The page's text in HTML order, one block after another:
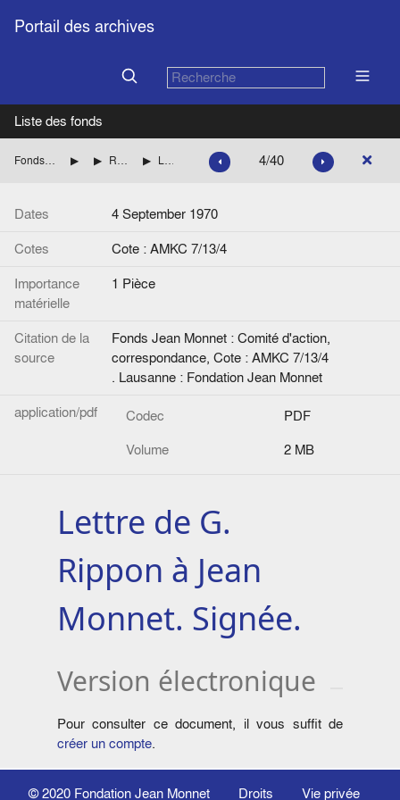
Portail des archives
Liste des fonds
Fonds Jean Monnet : Comité d'action, correspondance ROYAUME-UNI
RIPPON Geoffrey (Parti conservateur britannique) Lettre de G. Rippon à Jean Monnet. Signée. 4/40
Dates
4 September 1970
Cotes
Cote : AMKC 7/13/4
Importance
matérielle
1 Pièce
Citation de la
source
Fonds Jean Monnet : Comité d'action,
correspondance, Cote : AMKC 7/13/4
. Lausanne : Fondation Jean Monnet
application/pdf
Codec
PDF
Volume
2 MB
Lettre de G.
Rippon à Jean
Monnet. Signée.
Version électronique
Pour consulter ce document, il vous suffit de
créer un compte.
© 2020 Fondation Jean Monnet Droits Vie privée